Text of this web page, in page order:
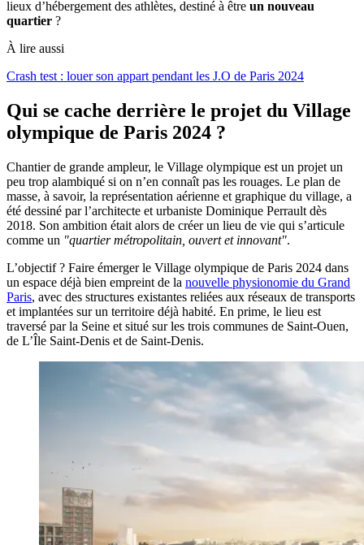
lieux d’hébergement des athlètes, destiné à être un nouveau
quartier ?
À lire aussi
Crash test : louer son appart pendant les J.O de Paris 2024
Qui se cache derrière le projet du Village
olympique de Paris 2024 ?
Chantier de grande ampleur, le Village olympique est un projet un
peu trop alambiqué si on n’en connaît pas les rouages. Le plan de
masse, à savoir, la représentation aérienne et graphique du village, a
été dessiné par l’architecte et urbaniste Dominique Perrault dès
2018. Son ambition était alors de créer un lieu de vie qui s’articule
comme un "quartier métropolitain, ouvert et innovant".
L’objectif ? Faire émerger le Village olympique de Paris 2024 dans
un espace déjà bien empreint de la nouvelle physionomie du Grand
Paris, avec des structures existantes reliées aux réseaux de transports
et implantées sur un territoire déjà habité. En prime, le lieu est
traversé par la Seine et situé sur les trois communes de Saint-Ouen,
de L’Île Saint-Denis et de Saint-Denis.